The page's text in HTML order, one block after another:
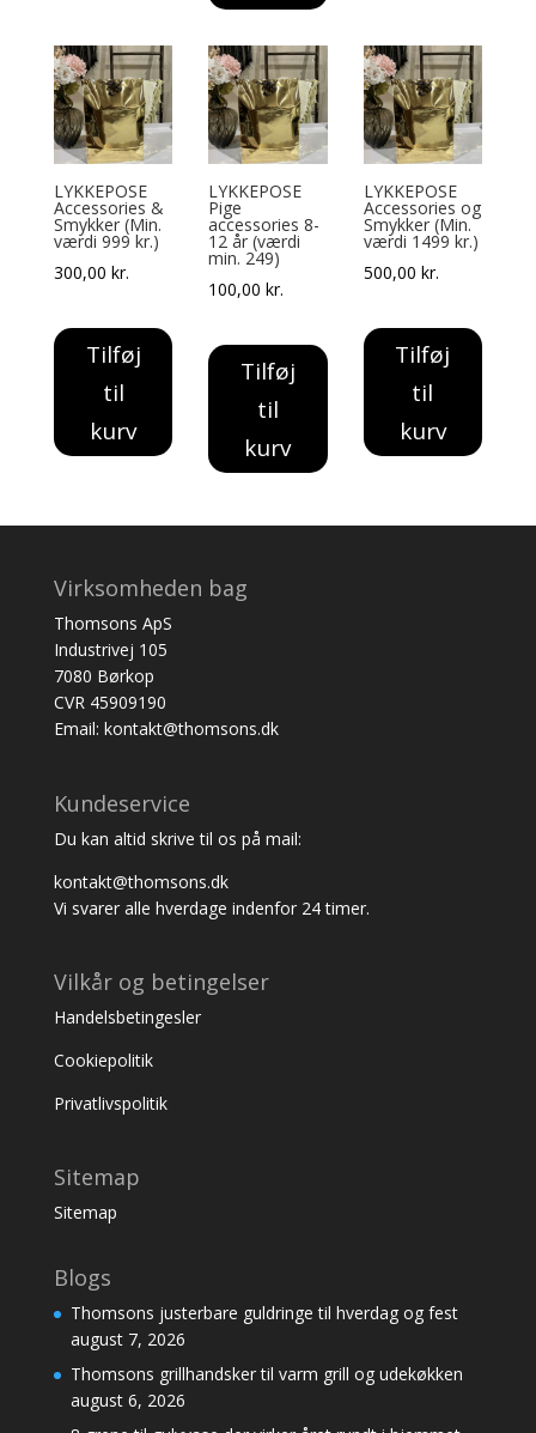
LYKKEPOSE
Accessories &
Smykker (Min.
værdi 999 kr.)
300,00 kr.
Tilføj
til
kurv
LYKKEPOSE
Pige
accessories 8-
12 år (værdi
min. 249)
100,00kr.
Tilføj
til
kurv
LYKKEPOSE
Accessories og
Smykker (Min.
værdi 1499 kr.)
500,00 kr.
Tilføj
til
kurv
Virksomheden bag
Thomsons ApS
Industrivej 105
7080 Børkop
CVR 45909190
Email: kontakt@thomsons.dk
Kundeservice
Du kan altid skrive til os på mail:
kontakt@thomsons.dk
Vi svarer alle hverdage indenfor 24 timer.
Vilkår og betingelser
Handelsbetingesler
Cookiepolitik
Privatlivspolitik
Sitemap
Sitemap
Blogs
Thomsons justerbare guldringe til hverdag og fest
august 7, 2026
Thomsons grillhandsker til varm grill og udekøkken
august 6, 2026